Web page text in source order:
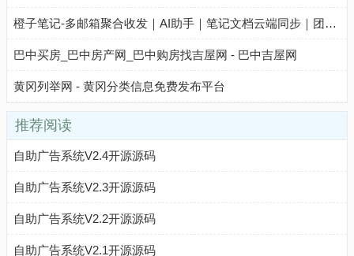
橙子笔记-多邮箱聚合收发｜AI助手｜笔记文档云端同步｜团队与个人高效协作工具
巴中买房_巴中房产网_巴中购房找吉屋网 - 巴中吉屋网
黄冈列举网 - 黄冈分类信息免费发布平台
推荐阅读
自助广告系统V2.4开源源码
自助广告系统V2.3开源源码
自助广告系统V2.2开源源码
自助广告系统V2.1开源源码